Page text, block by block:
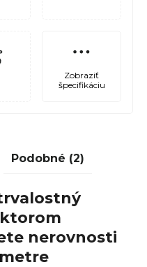
Zobraziť
špecifikáciu
Podobné (2)
nerovnosti